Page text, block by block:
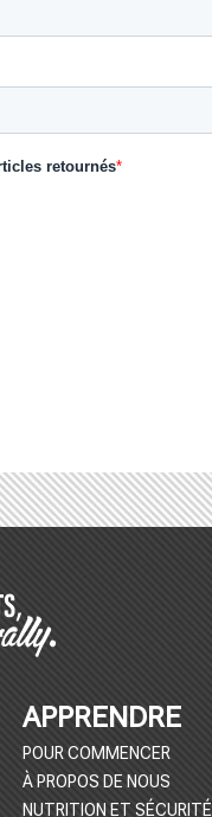
APPRENDRE
POUR COMMENCER
À PROPOS DE NOUS
NUTRITION ET SÉCURITÉ